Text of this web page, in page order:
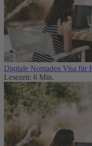
Digitale Nomaden Visa für
Lesezeit: 6 Min.